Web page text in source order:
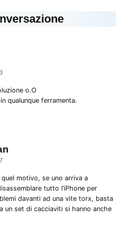
o.O
qualunque ferramenta.
motivo, se uno arriva a
tutto l’iPhone per
davanti ad una vite torx, basta
un set di cacciaviti si hanno anche